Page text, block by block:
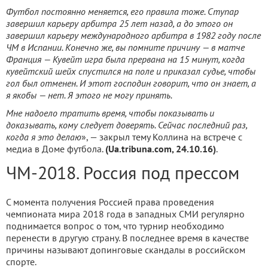
Футбол постоянно меняется, его правила тоже. Ступар
завершил карьеру арбитра 25 лет назад, а до этого он
завершил карьеру международного арбитра в 1982 году после
ЧМ в Испании. Конечно же, вы помните причину — в матче
Франция — Кувейт игра была прервана на 15 минут, когда
кувейтский шейх спустился на поле и приказал судье, чтобы
гол был отменен. И этот господин говорит, что он знает, а
я якобы — нет. Я этого не могу принять.
Мне надоело тратить время, чтобы показывать и
доказывать, кому следует доверять. Сейчас последний раз,
когда я это делаю», — закрыл тему Коллина на встрече с
медиа в Доме футбола. (Ua.tribuna.com, 24.10.16).
ЧМ-2018. Россия под прессом
С момента получения Россией права проведения
чемпионата мира 2018 года в западных СМИ регулярно
поднимается вопрос о том, что турнир необходимо
перенести в другую страну. В последнее время в качестве
причины называют допинговые скандалы в российском
спорте.